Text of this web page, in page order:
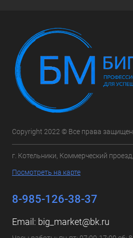
Copyright 2022 © Все права
г. Котельники, Коммерческий
Посмотреть на карте
8-985-126-38-37
Email: big_market@bk.ru